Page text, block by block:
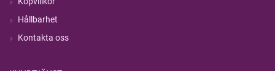
Hållbarhet
Kontakta oss